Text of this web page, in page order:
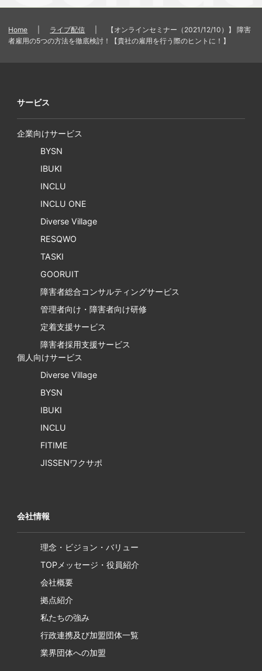
Home ライブ配信
【オンラインセミナー（2021/12/10）】 障害
者雇用の5つの方法を徹底検討！【貴社の雇用を行う際のヒントに！】
サービス
企業向けサービス
BYSN
IBUKI
INCLU
INCLU ONE
Diverse Village
RESQWO
TASKI
GOORUIT
障害者総合コンサルティングサービス
管理者向け・障害者向け研修
定着支援サービス
障害者採用支援サービス
個人向けサービス
Diverse Village
BYSN
IBUKI
INCLU
FITIME
JISSENワクサポ
会社情報
理念・ビジョン・バリュー
TOPメッセージ・役員紹介
会社概要
拠点紹介
私たちの強み
行政連携及び加盟団体一覧
業界団体への加盟